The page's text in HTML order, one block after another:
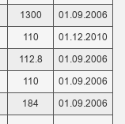
1300
01.09.2006
110
01.12.2010
112.8
01.09.2006
110
01.09.2006
184
01.09.2006